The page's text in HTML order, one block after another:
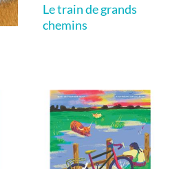
Le train de grands
chemins